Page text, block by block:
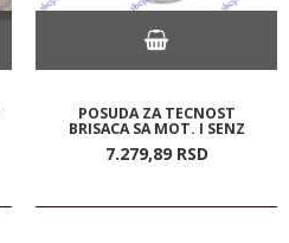
POSUDA ZA TECNOST
BRISACA SA MOT. I SENZ
7.279,89 RSD